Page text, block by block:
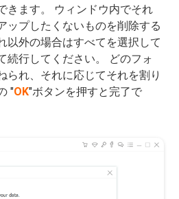
きます。 ウィンドウ内でそれ
ップしたくないものを削除する
以外の場合はすべてを選択して
続行してください。 どのフォ
られ、それに応じてそれを割り
"OK"ボタンを押すと完了で